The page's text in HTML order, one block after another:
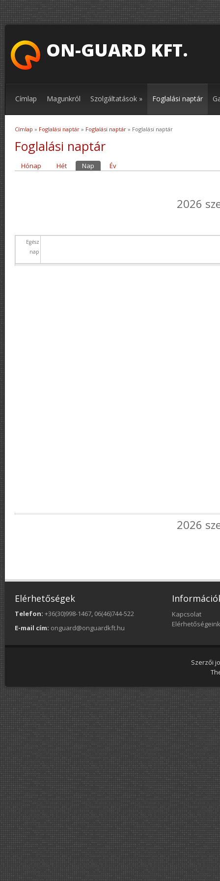
ON-GUARD KFT.
Címlap Magunkról Szolgáltatások » Foglalási naptár
Jelenlegi hely
Címlap » Foglalási naptár » Foglalási naptár » Foglalási naptár
Foglalási naptár
Elsődleges fülek
Hónap Hét Nap (aktív fül)
Év
2026
Egész
nap
2026
Elérhetőségek
Telefon: +36(30)998-1467 06(46)744-522
E-mail cím: onguard@onguardkft.hu
Kapcsolat
Elérhetőségeink
Szerzői